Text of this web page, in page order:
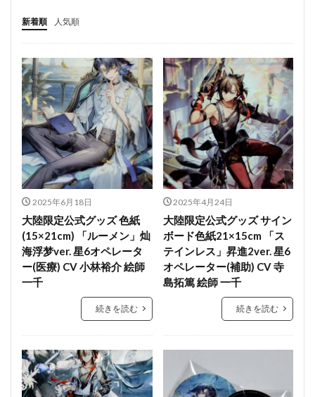
新着順 人気順
2025年6月18日
大陸限定公式グッズ 色紙
(15×21cm) 「ルーメン」灿
海浮梦ver. 星6オペレータ
ー(医療) CV 小林裕介 絵師
一千
続きを読む
2025年4月24日
大陸限定公式グッズ サイン
ボード色紙21×15cm 「ス
テインレス」昇進2ver. 星6
オペレーター(補助) CV 寺
島拓篤 絵師 一千
続きを読む